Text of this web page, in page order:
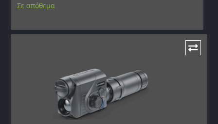
Σε απόθεμα